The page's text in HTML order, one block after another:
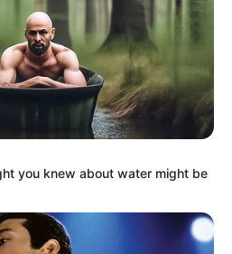
woolards)
akibat pandemi ini
you knew about water might be